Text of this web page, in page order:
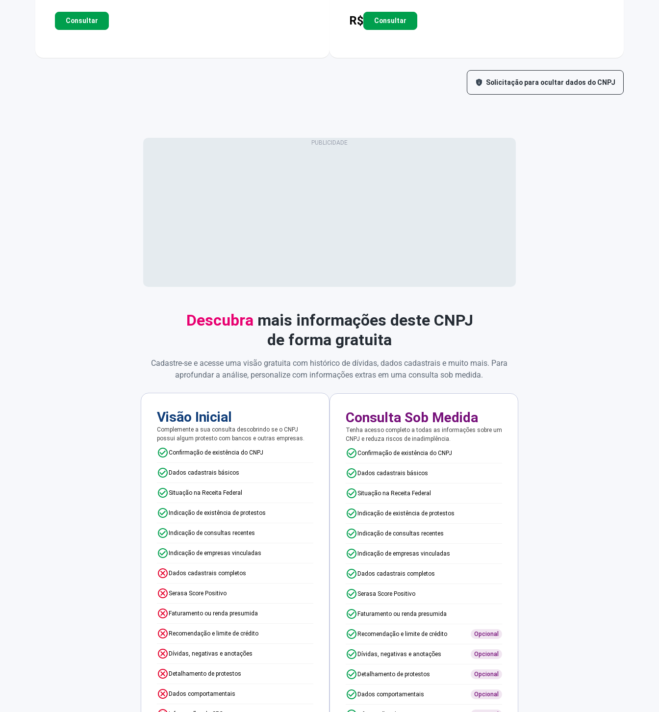
Consultar R$ Consultar
Solicitação para ocultar dados do CNPJ
Descubra mais informações deste CNPJ
de forma gratuita
Cadastre-se e acesse uma visão gratuita com histórico de dívidas, dados cadastrais e muito mais. Para
aprofundar a análise, personalize com informações extras em uma consulta sob medida.
Visão Inicial
Complemente a sua consulta descobrindo se o CNPJ
possui algum protesto com bancos e outras empresas.
Confirmação de existência do CNPJ
Dados cadastrais básicos
Situação na Receita Federal
Indicação de existência de protestos
Indicação de consultas recentes
Indicação de empresas vinculadas
Dados cadastrais completos
Serasa Score Positivo
Faturamento ou renda presumida
Recomendação e limite de crédito
Dívidas, negativas e anotações
Detalhamento de protestos
Dados comportamentais
Consulta Sob Medida
Tenha acesso completo a todas as informações sobre um
CNPJ e reduza riscos de inadimplência.
Confirmação de existência do CNPJ
Dados cadastrais básicos
Situação na Receita Federal
Indicação de existência de protestos
Indicação de consultas recentes
Indicação de empresas vinculadas
Dados cadastrais completos
Serasa Score Positivo
Faturamento ou renda presumida
Recomendação e limite de crédito Opcional
Dívidas, negativas e anotações Opcional
Detalhamento de protestos Opcional
Dados comportamentais Opcional